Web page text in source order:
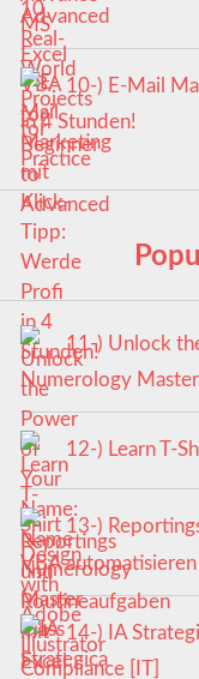
Advanced
10-) E-Mail
in 4 Stunden!
11-) Unlock
Numerology Master
12-) Learn T-
13-)
VBA automatisieren
14-) IA
Compliance [IT]